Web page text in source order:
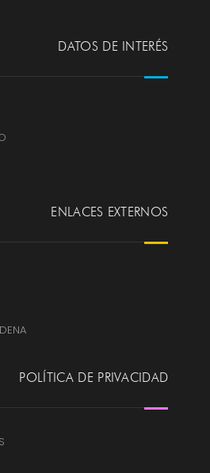
DATOS DE INTERÉS
ENLACES EXTERNOS
POLÍTICA DE PRIVACIDAD